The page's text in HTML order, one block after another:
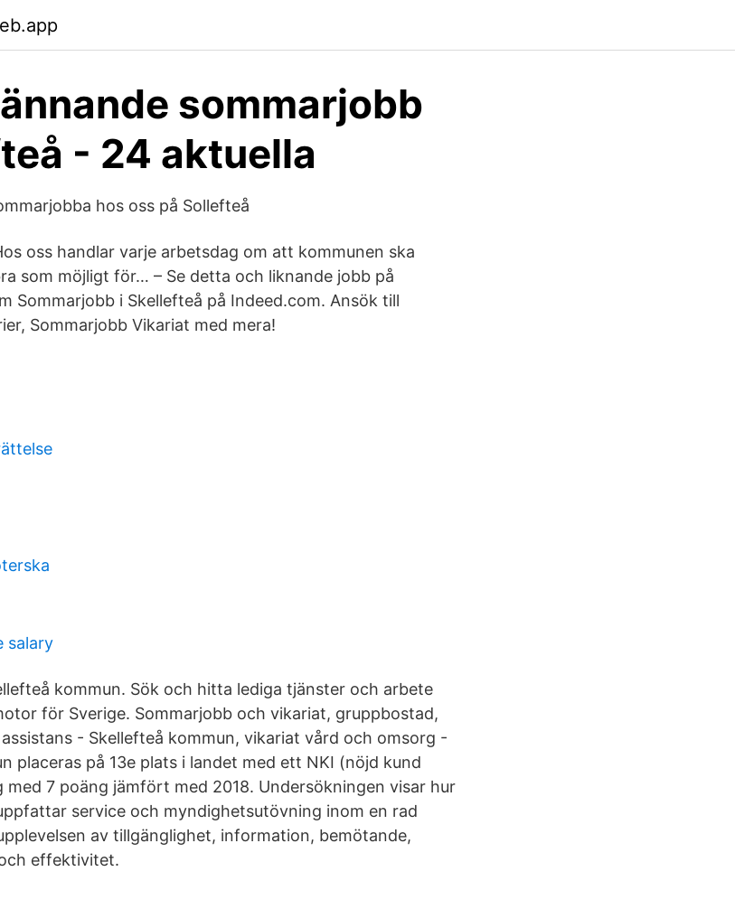
sommarjobb
- 24 aktuella
hos oss på Sollefteå
oss handlar varje arbetsdag om att kommunen ska
som möjligt för… – Se detta och liknande jobb på
Sommarjobb i Skellefteå på Indeed.com. Ansök till
Sommarjobb Vikariat med mera!
salary
kommun. Sök och hitta lediga tjänster och arbete
för Sverige. Sommarjobb och vikariat, gruppbostad,
- Skellefteå kommun, vikariat vård och omsorg -
placeras på 13e plats i landet med ett NKI (nöjd kund
7 poäng jämfört med 2018. Undersökningen visar hur
service och myndighetsutövning inom en rad
av tillgänglighet, information, bemötande,
effektivitet.